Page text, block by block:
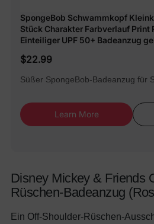
SpongeBob Schwammkopf
Stück Charakter Farbverlauf Print
Einteiliger UPF 50+ Badeanzug
$22.99
Süßer SpongeBob-Badeanzug für
Learn More
Disney Mickey & Friends
Rüschen-Badeanzug
Ein Off-Shoulder-Rüschen-